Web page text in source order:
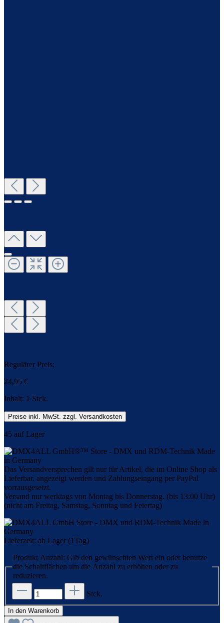
Regulärer Preis:
24,95 €
Inhalt: 1 Stck.
Preise inkl. MwSt. zzgl. Versandkosten
45 auf Lager
Das Versandversprechen gilt nur für Artikel, die im Online Shop als
Lieferbar. angezeigt werden und Zahlungseingang per PayPal
vorrausgesetzt.
Versand nur werktags von Montag bis Donnerstag. (bis 13:00 Uhr)
(nicht am Freitag, Samstag, Sonntag und Feiertag)
Lieferzeit: ab Lager (1Tag)
Produkt Anzahl: Gib den gewünschten Wert ein oder benutze
die Schaltflächen um die Anzahl zu erhöhen oder zu
reduzieren.
Stck.
In den Warenkorb